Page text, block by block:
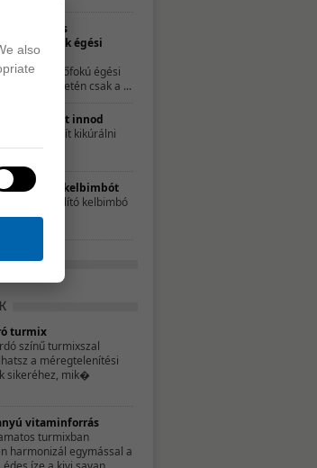
Természetes
gyógymódok égési
sérülésekre
A kisebb, elsőfokú égési
sérülések esetén csak a ...
teát innod
a náthát segít kikúrálni
kelbimbót
hasonlító kelbimbó
...
turmix
színű turmixszal
a méregtelenítési
sikeréhez, mik�
vitaminforrás
turmixban
harmonizál egymással a
also